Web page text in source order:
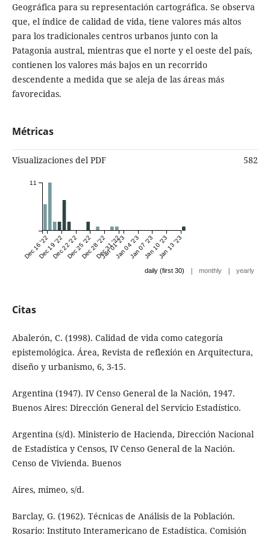
Geográfica para su representación cartográfica. Se observa
que, el índice de calidad de vida, tiene valores más altos
para los tradicionales centros urbanos junto con la
Patagonia austral, mientras que el norte y el oeste del país,
contienen los valores más bajos en un recorrido
descendente a medida que se aleja de las áreas más
favorecidas.
Métricas
Visualizaciones del PDF 582
Dec 16 '22Dec 19 '22Dec 22 '22Dec 25 '22Dec 28 '22Dec 31 '22
Jan 01 '23Jan 04 '23Jan 07 '23Jan 10 '23Jan 13 '23
11
daily (first 30) | monthly | yearly
Citas
Abalerón, C. (1998). Calidad de vida como categoría
epistemológica. Área, Revista de reflexión en Arquitectura,
diseño y urbanismo, 6, 3-15.
Argentina (1947). IV Censo General de la Nación, 1947.
Buenos Aires: Dirección General del Servicio Estadístico.
Argentina (s/d). Ministerio de Hacienda, Dirección Nacional
de Estadística y Censos, IV Censo General de la Nación.
Censo de Vivienda. Buenos
Aires, mimeo, s/d.
Barclay, G. (1962). Técnicas de Análisis de la Población.
Rosario: Instituto Interamericano de Estadística. Comisión